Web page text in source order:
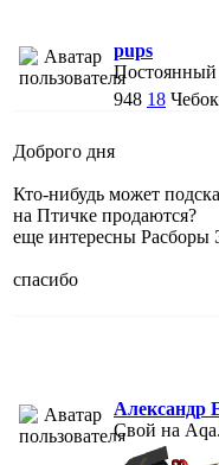
pups
Постоянный
948 18
Доброго дня
Кто-нибудь может
на Птичке продаются?
еще интересны Расборы
спасибо
Александр
Свой на